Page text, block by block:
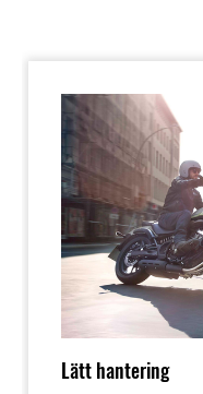
Lätt hantering